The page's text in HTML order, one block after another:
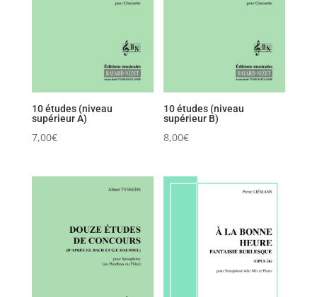
10 études (niveau
supérieur A)
7,00€
10 études (niveau
supérieur B)
8,00€